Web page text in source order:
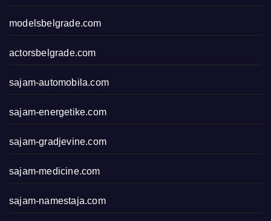
modelsbelgrade.com
actorsbelgrade.com
sajam-automobila.com
sajam-energetike.com
sajam-gradjevine.com
sajam-medicine.com
sajam-namestaja.com